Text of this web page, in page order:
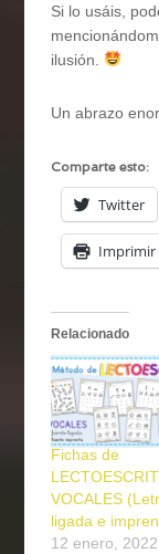
Si lo usáis,
ilusión.
Un abrazo
Comparte esto:
Twitter
Imprimir
Relacionado
Fichas de
VOCALES
ligada e
12 enero, 2022